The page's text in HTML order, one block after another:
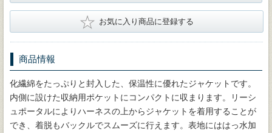
★ お気に入り商品に登録する
商品情報
化繊綿をたっぷりと封入した、保温性に優れたジャケットです。
内側に設けた収納用ポケットにコンパクトに収まります。リーシ
ュポータルによりハーネスの上からジャケットを着用することが
でき、着脱もバックルでスムーズに行えます。表地にははっ水加